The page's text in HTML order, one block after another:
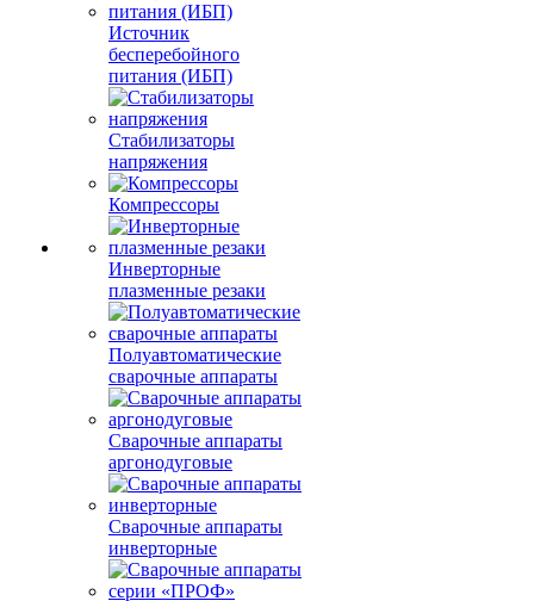
Источник
бесперебойного
питания (ИБП)
Стабилизаторы
напряжения
Компрессоры
Инверторные
плазменные резаки
Полуавтоматические
сварочные аппараты
Сварочные аппараты
аргонодуговые
Сварочные аппараты
инверторные